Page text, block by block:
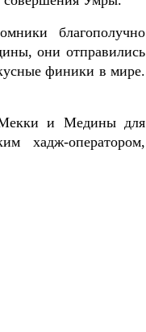
благополучно
они отправились
финики в мире.
Мекки и Медины для
хадж-оператором,